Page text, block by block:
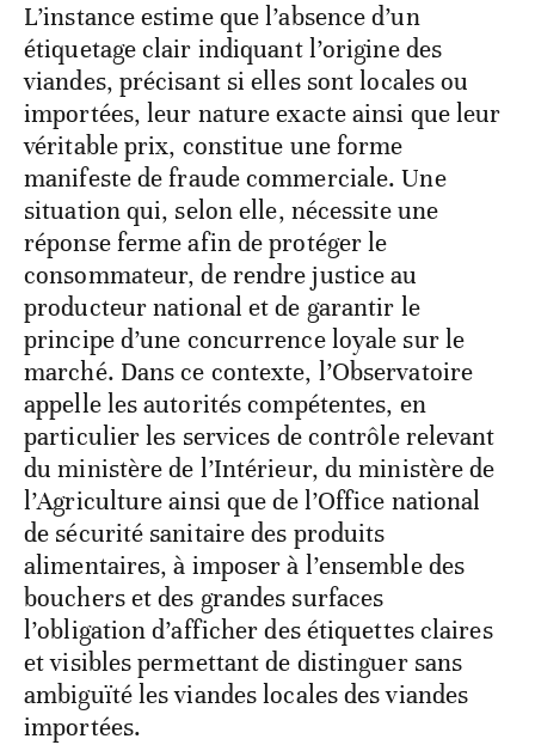
L’instance estime que l’absence d’un
étiquetage clair indiquant l’origine des
viandes, précisant si elles sont locales ou
importées, leur nature exacte ainsi que leur
véritable prix, constitue une forme
manifeste de fraude commerciale. Une
situation qui, selon elle, nécessite une
réponse ferme afin de protéger le
consommateur, de rendre justice au
producteur national et de garantir le
principe d’une concurrence loyale sur le
marché. Dans ce contexte, l’Observatoire
appelle les autorités compétentes, en
particulier les services de contrôle relevant
du ministère de l’Intérieur, du ministère de
l’Agriculture ainsi que de l’Office national
de sécurité sanitaire des produits
alimentaires, à imposer à l’ensemble des
bouchers et des grandes surfaces
l’obligation d’afficher des étiquettes claires
et visibles permettant de distinguer sans
ambiguïté les viandes locales des viandes
importées.